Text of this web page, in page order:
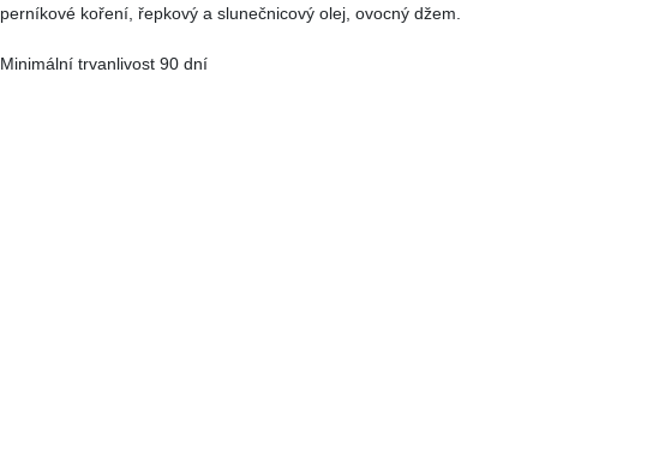
perníkové koření, řepkový a slunečnicový olej, ovocný džem.
Minimální trvanlivost 90 dní